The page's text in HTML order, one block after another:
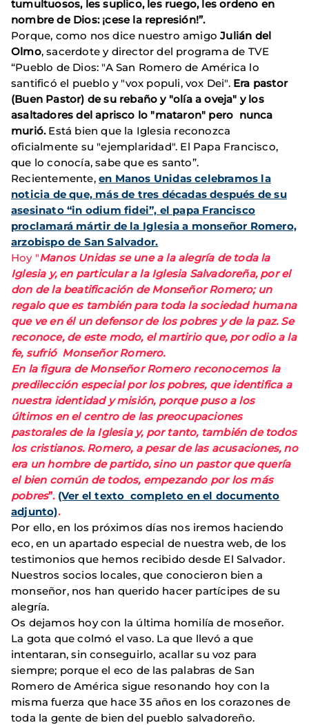
tumultuosos, les suplico, les ruego, les ordeno en
nombre de Dios: ¡cese la represión!”.
Porque, como nos dice nuestro amigoJulián del
Olmo, sacerdote y director del programa de TVE
“Pueblo de Dios: "A San Romero de América lo
santificó el pueblo y "vox populi, vox Dei". Era pastor
(Buen Pastor) de su rebaño y "olía a oveja" y los
asaltadores del aprisco lo "mataron" pero nunca
murió.Está bien que la Iglesia reconozca
oficialmente su "ejemplaridad". El Papa Francisco,
que lo conocía, sabe que es santo”.
Recientemente, en Manos Unidas celebramos la
noticia de que, más de tres décadas después de su
asesinato “in odium fidei”, el papa Francisco
proclamará mártir de la Iglesia a monseñor Romero,
arzobispo de San Salvador.
Hoy "Manos Unidas se une a la alegría de toda la
Iglesia y, en particular a la Iglesia Salvadoreña, por el
don de la beatificación de Monseñor Romero; un
regalo que es también para toda la sociedad humana
que ve en él un defensor de los pobres y de la paz. Se
reconoce, de este modo, el martirio que, por odio a la
fe, sufrió Monseñor Romero.
En la figura de Monseñor Romero reconocemos la
predilección especial por los pobres, que identifica a
nuestra identidad y misión, porque puso a los
últimos en el centro de las preocupaciones
pastorales de la Iglesia y, por tanto, también de todos
los cristianos. Romero, a pesar de las acusaciones, no
era un hombre de partido, sino un pastor que quería
el bien común de todos, empezando por los más
pobres”. (Ver el texto completo en el documento
adjunto).
Por ello, en los próximos días nos iremos haciendo
eco, en un apartado especial de nuestra web, de los
testimonios que hemos recibido desde El Salvador.
Nuestros socios locales, que conocieron bien a
monseñor, nos han querido hacer partícipes de su
alegría.
Os dejamos hoy con la última homilía de moseñor.
La gota que colmó el vaso. La que llevó a que
intentaran, sin conseguirlo, acallar su voz para
siempre; porque el eco de las palabras de San
Romero de América sigue resonando hoy con la
misma fuerza que hace 35 años en los corazones de
toda la gente de bien del pueblo salvadoreño.